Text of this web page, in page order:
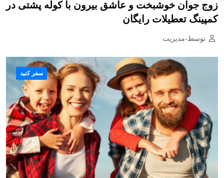
زوج جوان خوشبخت و عاشق بیرون با کوله پشتی در
کمپینگ تعطیلات رایگان
توسط-مدیریت
سفر کنید